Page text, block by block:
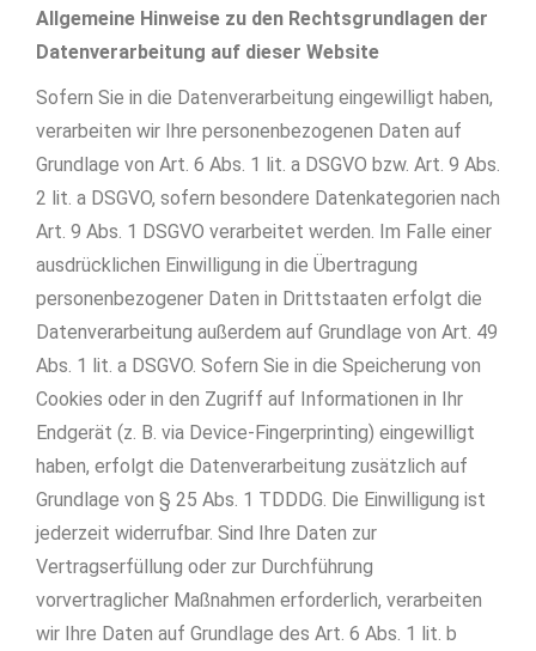
Allgemeine Hinweise zu den Rechtsgrundlagen der
Datenverarbeitung auf dieser Website
Sofern Sie in die Datenverarbeitung eingewilligt haben,
verarbeiten wir Ihre personenbezogenen Daten auf
Grundlage von Art. 6 Abs. 1 lit. a DSGVO bzw. Art. 9 Abs.
2 lit. a DSGVO, sofern besondere Datenkategorien nach
Art. 9 Abs. 1 DSGVO verarbeitet werden. Im Falle einer
ausdrücklichen Einwilligung in die Übertragung
personenbezogener Daten in Drittstaaten erfolgt die
Datenverarbeitung außerdem auf Grundlage von Art. 49
Abs. 1 lit. a DSGVO. Sofern Sie in die Speicherung von
Cookies oder in den Zugriff auf Informationen in Ihr
Endgerät (z. B. via Device-Fingerprinting) eingewilligt
haben, erfolgt die Datenverarbeitung zusätzlich auf
Grundlage von § 25 Abs. 1 TDDDG. Die Einwilligung ist
jederzeit widerrufbar. Sind Ihre Daten zur
Vertragserfüllung oder zur Durchführung
vorvertraglicher Maßnahmen erforderlich, verarbeiten
wir Ihre Daten auf Grundlage des Art. 6 Abs. 1 lit. b